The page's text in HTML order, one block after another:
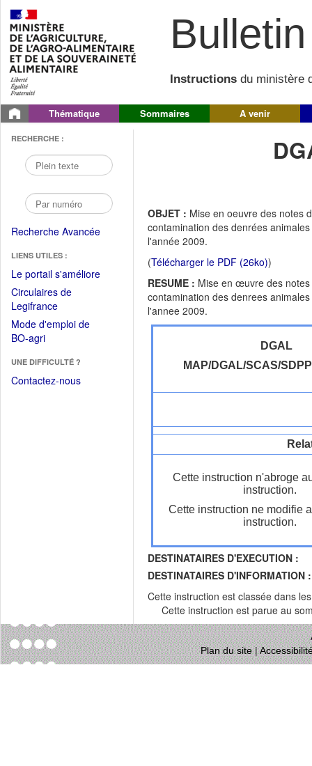
Instructions du ministère
Thématique Sommaires A venir
RECHERCHE :
Recherche Avancée
LIENS UTILES :
Le portail s'améliore(Fichier
Circulaires de
Legifrance(Ouvrir
dans
une
fenêtre)
Mode d'emploi de
BO-agri(Ouvrir
une
nouvelle
UNE DIFFICULTÉ ?
Contactez-nous
OBJET : Mise en oeuvre des notes
contamination des denrées
l'année 2009.
(Télécharger le PDF (26ko))
RESUME : Mise en œuvre des
contamination des denrees
l'annee 2009.
DGAL
MAP/DGAL/SCAS/
Cette instruction n'abroge
instruction.
Cette instruction ne modifie
instruction.
DESTINATAIRES D'EXECUTION :
DESTINATAIRES D'INFORMATION :
Cette instruction est classée dans
Cette instruction est parue au
Plan du site|